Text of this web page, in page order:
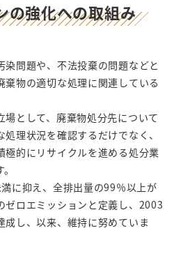
の強化への取組み
染問題や、不法投棄の問題などと
棄物の適切な処理に関連している
場として、廃棄物処分先について
理状況を確認するだけでなく、
極的にリサイクルを進める処分業
に抑え、全排出量の99％以上が
ゼロエミッションと定義し、2003
成し、以来、維持に努めていま